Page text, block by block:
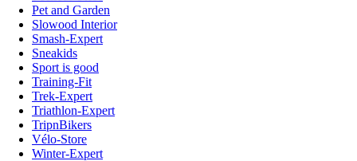
Pet and Garden
Slowood Interior
Smash-Expert
Sneakids
Sport is good
Training-Fit
Trek-Expert
Triathlon-Expert
TripnBikers
Vélo-Store
Winter-Expert